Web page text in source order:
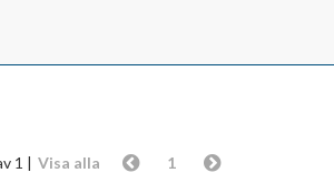
1
Visa alla
1 |